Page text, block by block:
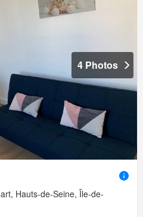
4 Photos
Hauts-de-Seine, Île-de-